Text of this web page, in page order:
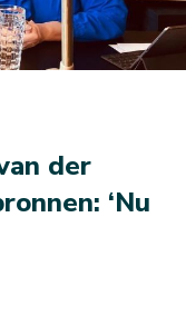
der
‘Nu